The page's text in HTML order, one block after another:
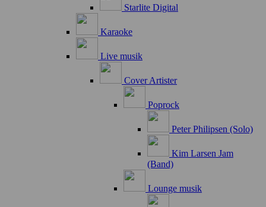
Starlite Digital
Karaoke
Live musik
Cover Artister
Poprock
Peter Philipsen (Solo)
Kim Larsen Jam
(Band)
Lounge musik